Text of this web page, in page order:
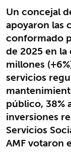
Un concejal
apoyaron las
conformado
de 2025 en la
millones
servicios
público, 38%
inversiones
Servicios
AMF votaron